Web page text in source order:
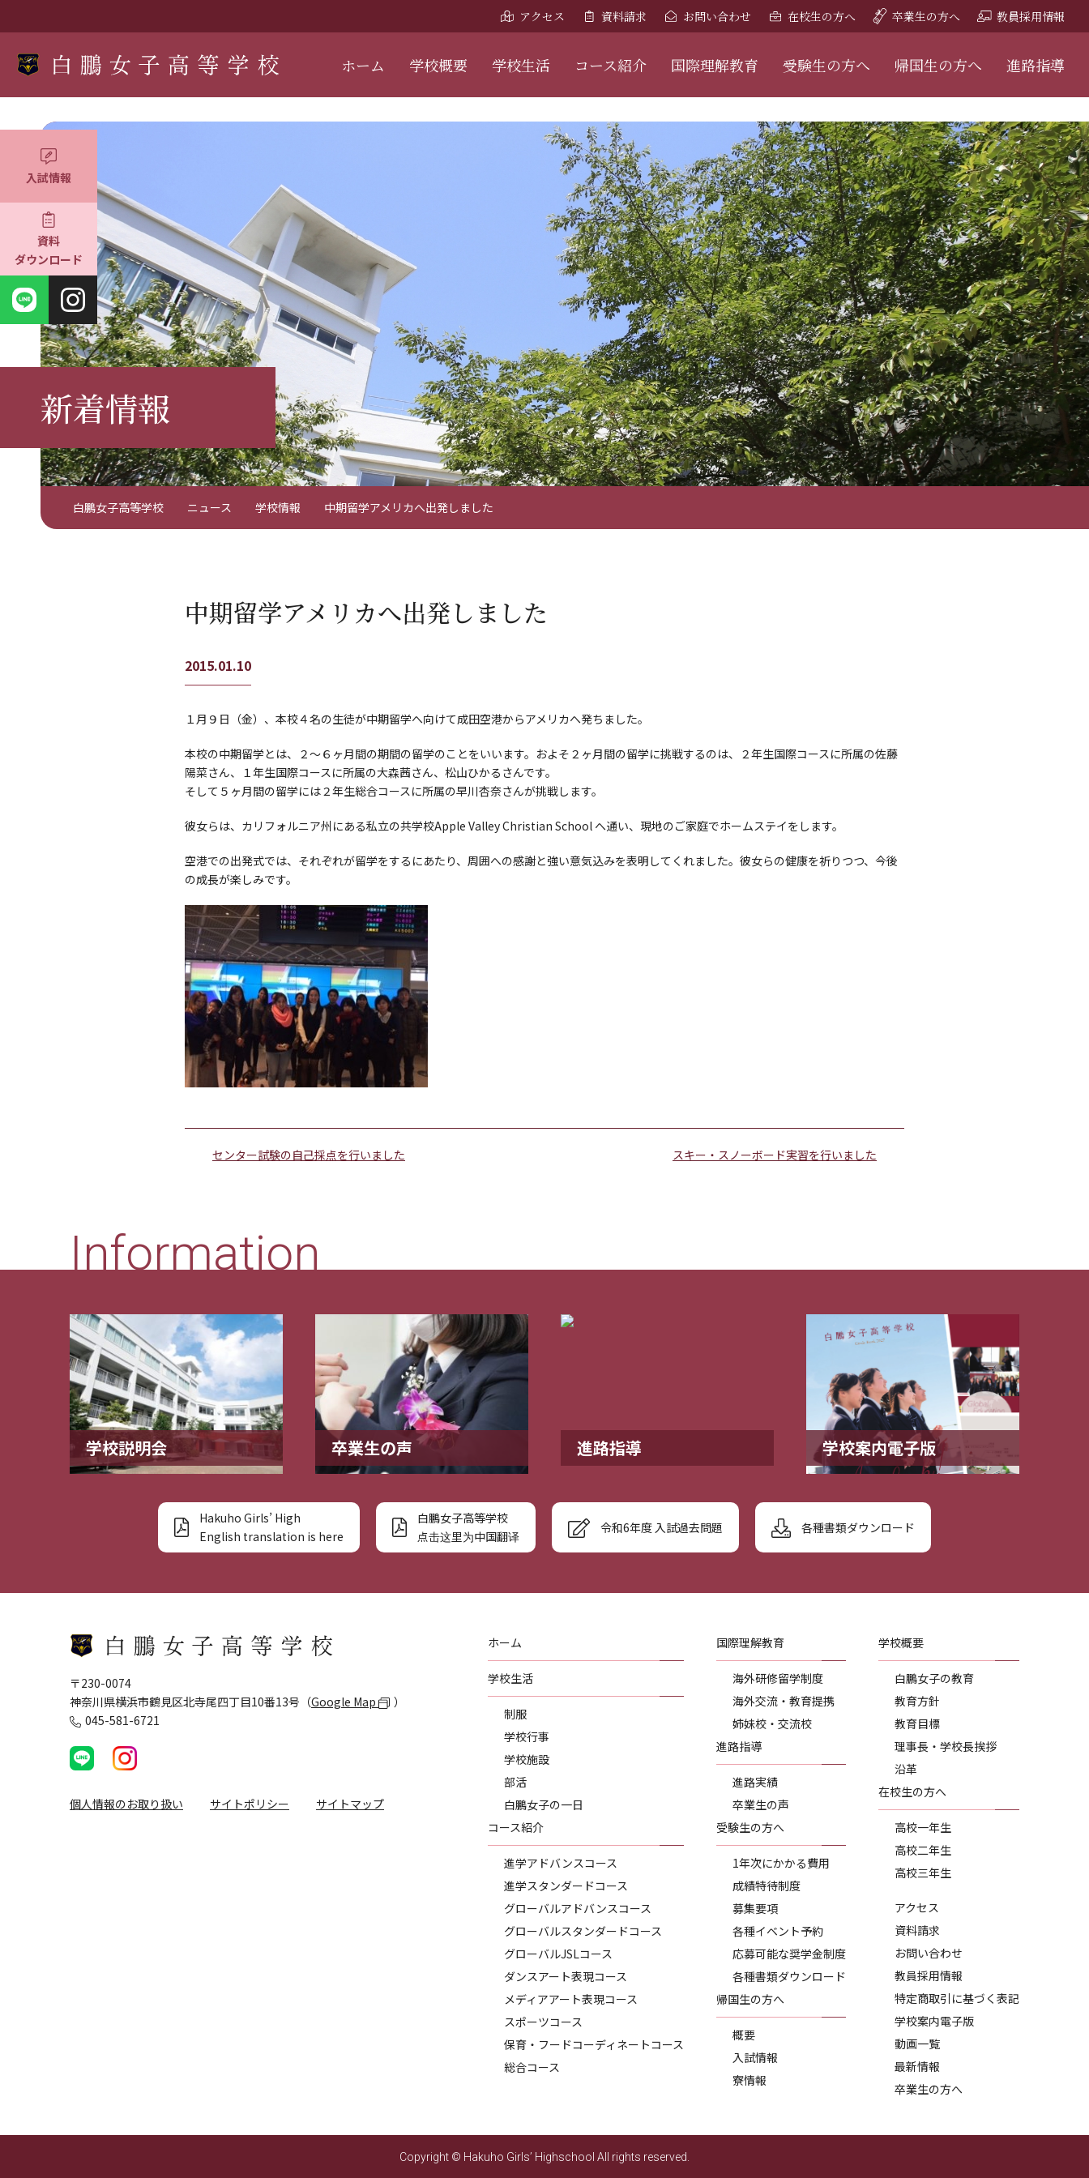
入試情報
資料
ダウンロード
アクセス 資料請求 お問い合わせ 在校生の方へ 卒業生の方へ 教員採用情報
ホーム 学校概要 学校生活 コース紹介 国際理解教育 受験生の方へ 帰国生の方へ 進路指導
新着情報
白鵬女子高等学校 ニュース 学校情報 中期留学アメリカへ出発しました
中期留学アメリカへ出発しました
2015.01.10
１月９日（金）、本校４名の生徒が中期留学へ向けて成田空港からアメリカへ発ちました。
本校の中期留学とは、２～６ヶ月間の期間の留学のことをいいます。およそ２ヶ月間の留学に挑戦するのは、２年生国際コースに所属の佐藤
陽菜さん、１年生国際コースに所属の大森茜さん、松山ひかるさんです。
そして５ヶ月間の留学には２年生総合コースに所属の早川杏奈さんが挑戦します。
彼女らは、カリフォルニア州にある私立の共学校Apple Valley Christian School へ通い、現地のご家庭でホームステイをします。
空港での出発式では、それぞれが留学をするにあたり、周囲への感謝と強い意気込みを表明してくれました。彼女らの健康を祈りつつ、今後
の成長が楽しみです。
センター試験の自己採点を行いました スキー・スノーボード実習を行いました
Information
学校説明会 卒業生の声 進路指導 学校案内電子版
Hakuho Girls’ High
English translation is here
白鵬女子高等学校
点击这里为中国翻译
令和6年度 入試過去問題 各種書類ダウンロード
〒230-0074
神奈川県横浜市鶴見区北寺尾四丁目10番13号（Google Map
）
045-581-6721
個人情報のお取り扱い サイトポリシー サイトマップ
ホーム
学校生活
制服
学校行事
学校施設
部活
白鵬女子の一日
コース紹介
進学アドバンスコース
進学スタンダードコース
グローバルアドバンスコース
グローバルスタンダードコース
グローバルJSLコース
ダンスアート表現コース
メディアアート表現コース
スポーツコース
保育・フードコーディネートコース
総合コース
国際理解教育
海外研修留学制度
海外交流・教育提携
姉妹校・交流校
進路指導
進路実績
卒業生の声
受験生の方へ
1年次にかかる費用
成績特待制度
募集要項
各種イベント予約
応募可能な奨学金制度
各種書類ダウンロード
帰国生の方へ
概要
入試情報
寮情報
学校概要
白鵬女子の教育
教育方針
教育目標
理事長・学校長挨拶
沿革
在校生の方へ
高校一年生
高校二年生
高校三年生
アクセス
資料請求
お問い合わせ
教員採用情報
特定商取引に基づく表記
学校案内電子版
動画一覧
最新情報
卒業生の方へ
Copyright © Hakuho Girls’ Highschool All rights reserved.